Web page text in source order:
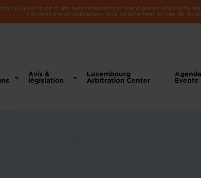
ou exécution d'une autre transaction financière ne vous sera
informations et contactez-nous directement en cas de
Avis &
législation
Luxembourg
Arbitration Center
Events